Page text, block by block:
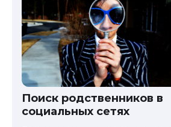
Поиск родственников в
социальных сетях